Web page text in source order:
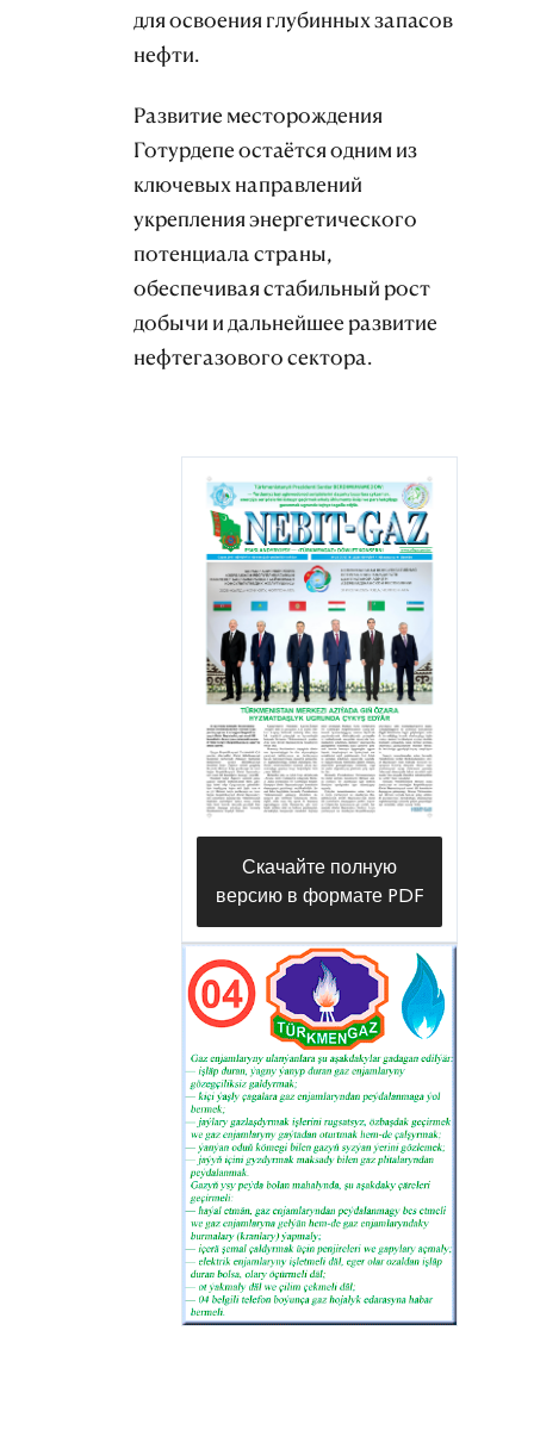
для освоения глубинных запасов
нефти.
Развитие месторождения
Готурдепе остаётся одним из
ключевых направлений
укрепления энергетического
потенциала страны,
обеспечивая стабильный рост
добычи и дальнейшее развитие
нефтегазового сектора.
Скачайте полную
версию в формате PDF